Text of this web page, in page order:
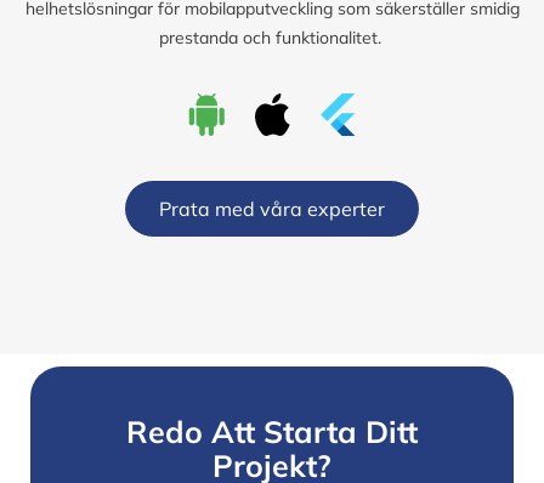
helhetslösningar för mobilapputveckling som säkerställer smidig
prestanda och funktionalitet.
Prata med våra experter
Redo Att Starta Ditt
Projekt?